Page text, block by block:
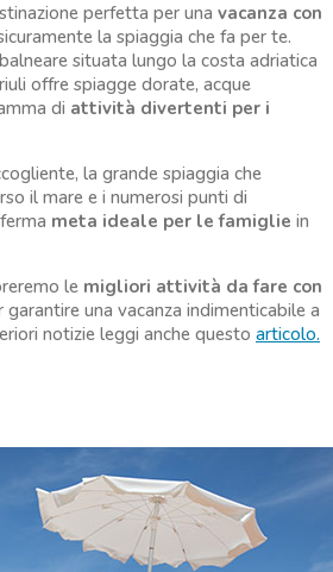
perfetta per una vacanza con
la spiaggia che fa per te.
situata lungo la costa adriatica
offre spiagge dorate, acque
di attività divertenti per i
la grande spiaggia che
il mare e i numerosi punti di
meta ideale per le famiglie in
le migliori attività da fare con
garantire una vacanza indimenticabile a
notizie leggi anche questo articolo.